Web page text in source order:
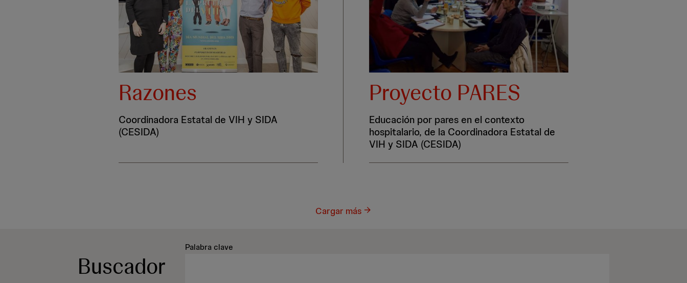
Razones
Coordinadora Estatal de VIH y SIDA
(CESIDA)
Proyecto PARES
Educación por pares en el contexto
hospitalario, de la Coordinadora Estatal de
VIH y SIDA (CESIDA)
Cargar más
Palabra clave
Buscador